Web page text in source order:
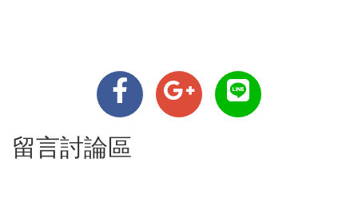
留言討論區